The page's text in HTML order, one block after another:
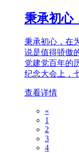
秉承初心
秉承初心，在
说是值得骄傲
党建党百年的
纪念大会上，
查看详情
«
1
2
3
4